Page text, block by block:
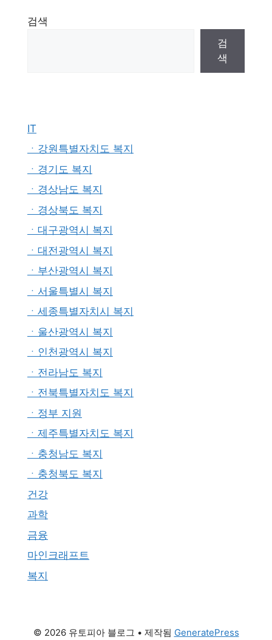
검색
검
색
IT
ㆍ강원특별자치도 복지
ㆍ경기도 복지
ㆍ경상남도 복지
ㆍ경상북도 복지
ㆍ대구광역시 복지
ㆍ대전광역시 복지
ㆍ부산광역시 복지
ㆍ서울특별시 복지
ㆍ세종특별자치시 복지
ㆍ울산광역시 복지
ㆍ인천광역시 복지
ㆍ전라남도 복지
ㆍ전북특별자치도 복지
ㆍ정부 지원
ㆍ제주특별자치도 복지
ㆍ충청남도 복지
ㆍ충청북도 복지
건강
과학
금융
마인크래프트
복지
© 2026 유토피아 블로그 • 제작됨 GeneratePress